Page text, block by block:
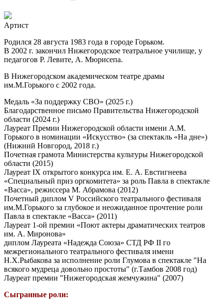
Артист
Родился 28 августа 1983 года в городе Горьком.
В 2002 г. закончил Нижегородское театральное училище, у
педагогов Р. Левите, А. Мюрисепа.
В Нижегородском академическом театре драмы
им.М.Горького с 2002 года.
Медаль «За поддержку СВО» (2025 г.)
Благодарственное письмо Правительства Нижегородской
области (2024 г.)
Лауреат Премии Нижегородской области имени А.М.
Горького в номинации «Искусство» (за спектакль «На дне»)
(Нижний Новгород, 2018 г.)
Почетная грамота Министерства культуры Нижегородской
области (2015)
Лауреат IX открытого конкурса им. Е. А. Евстигнеева
«Специальный приз оргкомитета» за роль Павла в спектакле
«Васса», режиссера М. Абрамова (2012)
Почетный диплом V Российского театрального фестиваля
им.М.Горького за глубокое и неожиданное прочтение роли
Павла в спектакле «Васса» (2011)
Лауреат 1-ой премии «Поют актеры драматических театров
им. А. Миронова»
диплом Лауреата «Надежда Союза» СТД РФ II го
межрегионального театрального фестиваля имени
Н.Х.Рыбакова за исполнение роли Глумова в спектакле "На
всякого мудреца довольно простоты" (г.Тамбов 2008 год)
Лауреат премии "Нижегородская жемчужина" (2007)
Сыгранные роли: